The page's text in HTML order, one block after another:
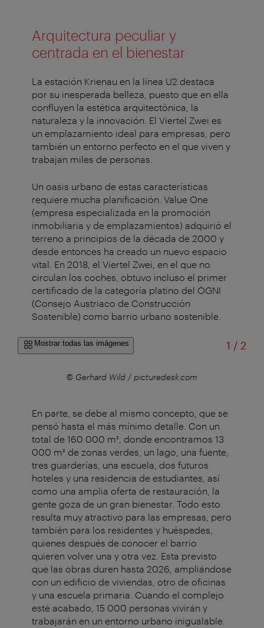
Arquitectura peculiar y
centrada en el bienestar
La estación Krienau en la línea U2 destaca
por su inesperada belleza, puesto que en ella
confluyen la estética arquitectónica, la
naturaleza y la innovación. El Viertel Zwei es
un emplazamiento ideal para empresas, pero
también un entorno perfecto en el que viven y
trabajan miles de personas.
Un oasis urbano de estas características
requiere mucha planificación. Value One
(empresa especializada en la promoción
inmobiliaria y de emplazamientos) adquirió el
terreno a principios de la década de 2000 y
desde entonces ha creado un nuevo espacio
vital. En 2018, el Viertel Zwei, en el que no
circulan los coches, obtuvo incluso el primer
certificado de la categoría platino del ÖGNI
(Consejo Austriaco de Construcción
Sostenible) como barrio urbano sostenible.
Mostrar todas las imágenes 1 /de
2
© Gerhard Wild / picturedesk.com
En parte, se debe al mismo concepto, que se
pensó hasta el más mínimo detalle. Con un
total de 160 000 m², donde encontramos 13
000 m² de zonas verdes, un lago, una fuente,
tres guarderías, una escuela, dos futuros
hoteles y una residencia de estudiantes, así
como una amplia oferta de restauración, la
gente goza de un gran bienestar. Todo esto
resulta muy atractivo para las empresas, pero
también para los residentes y huéspedes,
quienes después de conocer el barrio
quieren volver una y otra vez. Esta previsto
que las obras duren hasta 2026, ampliándose
con un edificio de viviendas, otro de oficinas
y una escuela primaria. Cuando el complejo
esté acabado, 15 000 personas vivirán y
trabajarán en un entorno urbano inigualable.